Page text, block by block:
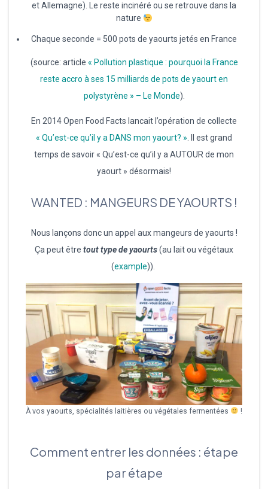
et Allemagne). Le reste incinéré ou se retrouve dans la
nature
Chaque seconde = 500 pots de yaourts jetés en France
(source: article « Pollution plastique : pourquoi la France
reste accro à ses 15 milliards de pots de yaourt en
polystyrène » – Le Monde).
En 2014 Open Food Facts lancait l’opération de collecte
« Qu’est-ce qu’il y a DANS mon yaourt? ». Il est grand
temps de savoir « Qu’est-ce qu’il y a AUTOUR de mon
yaourt » désormais!
WANTED : MANGEURS DE YAOURTS !
Nous lançons donc un appel aux mangeurs de yaourts !
Ça peut être tout type de yaourts(au lait ou végétaux
(example)).
À vos yaourts, spécialités laitières ou végétales fermentées !
Comment entrer les données : étape
par étape